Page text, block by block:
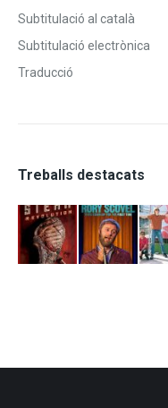
Subtitulació al català
Subtitulació electrònica
Traducció
Treballs destacats